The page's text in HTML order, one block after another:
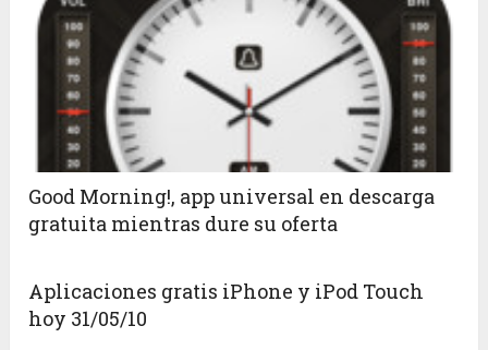
Good Morning!, app universal en descarga
gratuita mientras dure su oferta
Aplicaciones gratis iPhone y iPod Touch
hoy 31/05/10